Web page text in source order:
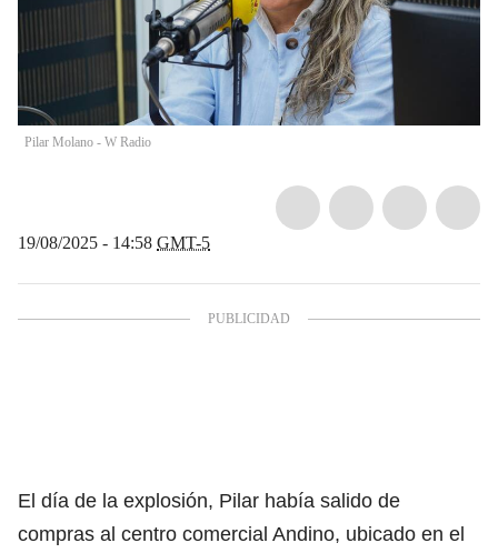
Pilar Molano - W Radio
19/08/2025 - 14:58 GMT-5
El día de la explosión, Pilar había salido de
compras al centro comercial Andino, ubicado en el